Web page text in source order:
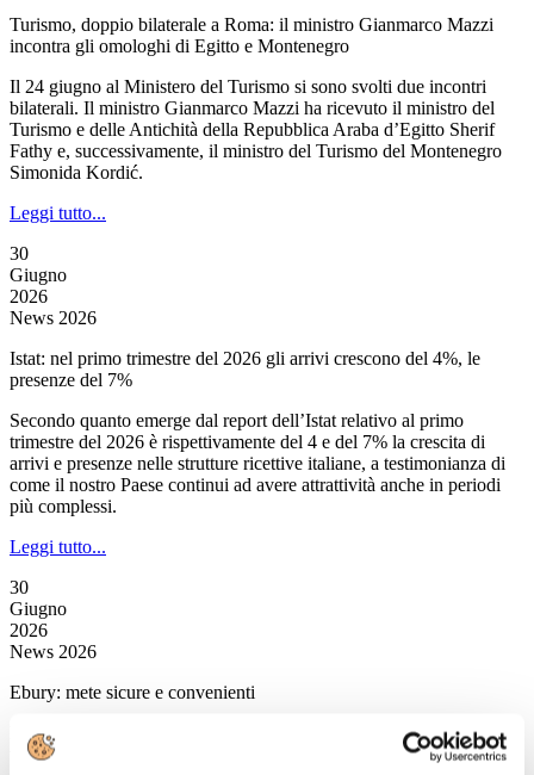
Turismo, doppio bilaterale a Roma: il ministro Gianmarco Mazzi
incontra gli omologhi di Egitto e Montenegro
Il 24 giugno al Ministero del Turismo si sono svolti due incontri
bilaterali. Il ministro Gianmarco Mazzi ha ricevuto il ministro del
Turismo e delle Antichità della Repubblica Araba d’Egitto Sherif
Fathy e, successivamente, il ministro del Turismo del Montenegro
Simonida Kordić.
Leggi tutto...
30
Giugno
2026
News 2026
Istat: nel primo trimestre del 2026 gli arrivi crescono del 4%, le
presenze del 7%
Secondo quanto emerge dal report dell’Istat relativo al primo
trimestre del 2026 è rispettivamente del 4 e del 7% la crescita di
arrivi e presenze nelle strutture ricettive italiane, a testimonianza di
come il nostro Paese continui ad avere attrattività anche in periodi
più complessi.
Leggi tutto...
30
Giugno
2026
News 2026
Ebury: mete sicure e convenienti
L’estate 2026 si apre in un contesto internazionale ancora segnato da
tensioni geopolitiche, ma la voglia di viaggiare non sembra